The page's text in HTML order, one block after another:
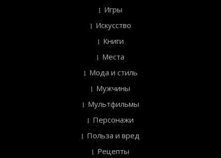
Игры
Искусство
Книги
Места
Мода и стиль
Мужчины
Мультфильмы
Персонажи
Польза и вред
Рецепты